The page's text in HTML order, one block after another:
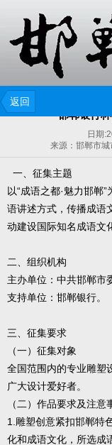
返回
“邯郸银行
日期:
来源：邯郸市
一、征集主题
以“成语之都·魅力邯郸
语讲述方式，传播成语
动建设国际知名成语文
二、组织机构
主办单位：中共邯郸市
支持单位：邯郸银行。
三、征集要求
（一）征集对象
全国范围内的专业雕塑
广大设计爱好者。
（二）作品要求及注意
1.雕塑创意紧扣邯郸特
化和成语文化，所选成